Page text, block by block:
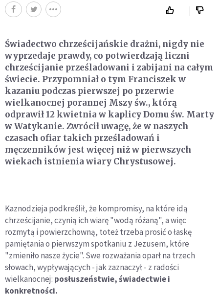
Świadectwo chrześcijańskie drażni, nigdy nie
wyprzedaje prawdy, co potwierdzają liczni
chrześcijanie prześladowani i zabijani na całym
świecie. Przypomniał o tym Franciszek w
kazaniu podczas pierwszej po przerwie
wielkanocnej porannej Mszy św., którą
odprawił 12 kwietnia w kaplicy Domu św. Marty
w Watykanie. Zwrócił uwagę, że w naszych
czasach ofiar takich prześladowań i
męczenników jest więcej niż w pierwszych
wiekach istnienia wiary Chrystusowej.
Kaznodzieja podkreślił, że kompromisy, na które idą
chrześcijanie, czynią ich wiarę "wodą różaną", a więc
rozmytą i powierzchowną, toteż trzeba prosić o łaskę
pamiętania o pierwszym spotkaniu z Jezusem, które
"zmieniło nasze życie". Swe rozważania oparł na trzech
słowach, wypływających - jak zaznaczył - z radości
wielkanocnej: posłuszeństwie, świadectwie i
konkretności.